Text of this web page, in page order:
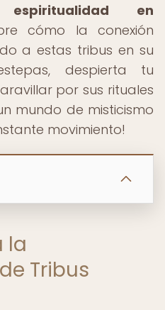
en
cómo la conexión
a estas tribus en su
despierta tu
por sus rituales
mundo de misticismo
movimiento!
la
Tribus